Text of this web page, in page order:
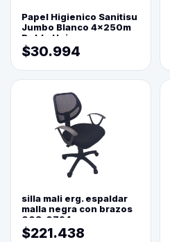
Papel Higienico Sanitisu
Jumbo Blanco 4x250m
Doble Hoja
$30.994
silla mali erg. espaldar
malla negra con brazos
003-0794
$221.438